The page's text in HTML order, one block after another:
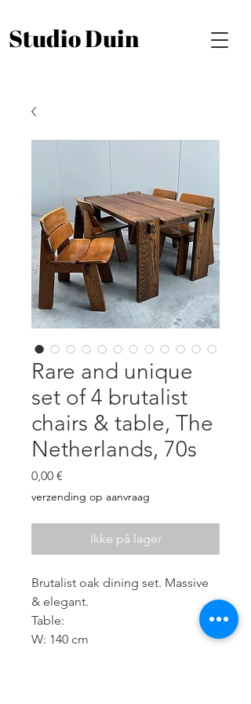
Studio Duin
Rare and unique
set of 4 brutalist
chairs & table, The
Netherlands, 70s
0,00 €
verzending op aanvraag
Ikke på lager
Brutalist oak dining set. Massive
& elegant.
Table:
W: 140 cm